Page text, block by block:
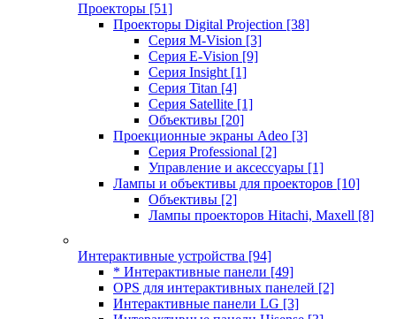
Проекторы [51]
Проекторы Digital Projection [38]
Серия M-Vision [3]
Серия E-Vision [9]
Серия Insight [1]
Серия Titan [4]
Серия Satellite [1]
Объективы [20]
Проекционные экраны Adeo [3]
Серия Professional [2]
Управление и аксессуары [1]
Лампы и объективы для проекторов [10]
Объективы [2]
Лампы проекторов Hitachi, Maxell [8]
Интерактивные устройства [94]
* Интерактивные панели [49]
OPS для интерактивных панелей [2]
Интерактивные панели LG [3]